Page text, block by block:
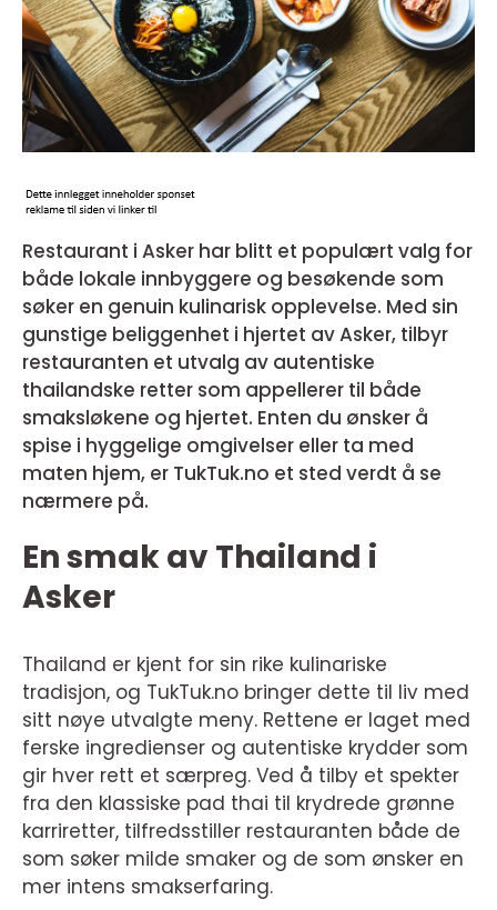
Restaurant i Asker har blitt et populært valg for
både lokale innbyggere og besøkende som
søker en genuin kulinarisk opplevelse. Med sin
gunstige beliggenhet i hjertet av Asker, tilbyr
restauranten et utvalg av autentiske
thailandske retter som appellerer til både
smaksløkene og hjertet. Enten du ønsker å
spise i hyggelige omgivelser eller ta med
maten hjem, er TukTuk.no et sted verdt å se
nærmere på.
En smak av Thailand i
Asker
Thailand er kjent for sin rike kulinariske
tradisjon, og TukTuk.no bringer dette til liv med
sitt nøye utvalgte meny. Rettene er laget med
ferske ingredienser og autentiske krydder som
gir hver rett et særpreg. Ved å tilby et spekter
fra den klassiske pad thai til krydrede grønne
karriretter, tilfredsstiller restauranten både de
som søker milde smaker og de som ønsker en
mer intens smakserfaring.